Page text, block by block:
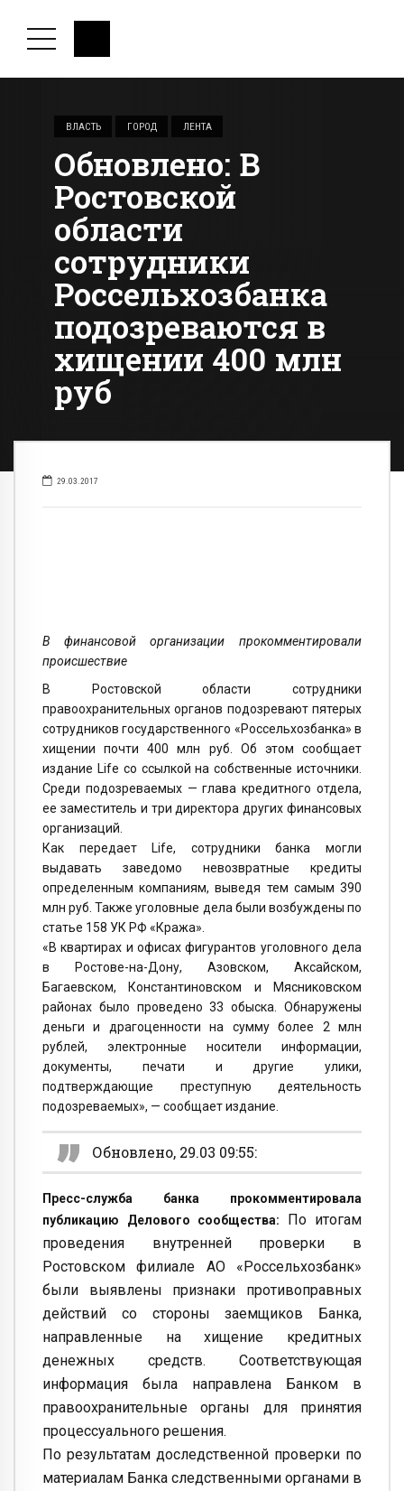
ВЛАСТЬ ГОРОД ЛЕНТА
Обновлено: В
Ростовской
области
сотрудники
Россельхозбанка
подозреваются в
хищении 400 млн
руб
29.03.2017
В финансовой организации прокомментировали
происшествие
В Ростовской области сотрудники
правоохранительных органов подозревают пятерых
сотрудников государственного «Россельхозбанка» в
хищении почти 400 млн руб. Об этом сообщает
издание Life со ссылкой на собственные источники.
Среди подозреваемых — глава кредитного отдела,
ее заместитель и три директора других финансовых
организаций.
Как передает Life, сотрудники банка могли
выдавать заведомо невозвратные кредиты
определенным компаниям, выведя тем самым 390
млн руб. Также уголовные дела были возбуждены по
статье 158 УК РФ «Кража».
«В квартирах и офисах фигурантов уголовного дела
в Ростове-на-Дону, Азовском, Аксайском,
Багаевском, Константиновском и Мясниковском
районах было проведено 33 обыска. Обнаружены
деньги и драгоценности на сумму более 2 млн
рублей, электронные носители информации,
документы, печати и другие улики,
подтверждающие преступную деятельность
подозреваемых», — сообщает издание.
Обновлено, 29.03 09:55:
Пресс-служба банка прокомментировала
публикацию Делового сообщества:
По итогам
проведения внутренней проверки в
Ростовском филиале АО «Россельхозбанк»
были выявлены признаки противоправных
действий со стороны заемщиков Банка,
направленные на хищение кредитных
денежных средств. Соответствующая
информация была направлена Банком в
правоохранительные органы для принятия
процессуального решения.
По результатам доследственной проверки по
материалам Банка следственными органами в